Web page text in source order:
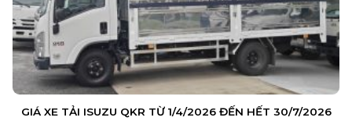
GIÁ XE TẢI ISUZU QKR TỪ 1/4/2026 ĐẾN HẾT 30/7/2026